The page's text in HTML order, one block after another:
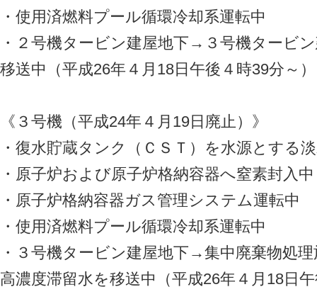
・使用済燃料プール循環冷却系運転中
・２号機タービン建屋地下→３号機タービ
移送中（平成26年４月18日午後４時39分～）
《３号機（平成24年４月19日廃止）》
・復水貯蔵タンク（ＣＳＴ）を水源とする
・原子炉および原子炉格納容器へ窒素封入中
・原子炉格納容器ガス管理システム運転中
・使用済燃料プール循環冷却系運転中
・３号機タービン建屋地下→集中廃棄物処
高濃度滞留水を移送中（平成26年４月18日